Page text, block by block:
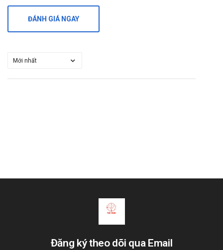
ĐÁNH GIÁ NGAY
Đăng ký theo dõi qua Email